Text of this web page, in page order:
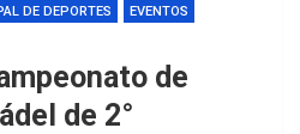
DE DEPORTES
EVENTOS
de
de 2°